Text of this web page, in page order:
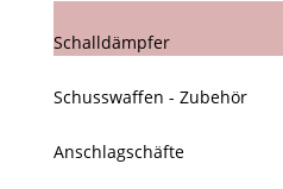
Schalldämpfer
Schusswaffen - Zubehör
Anschlagschäfte